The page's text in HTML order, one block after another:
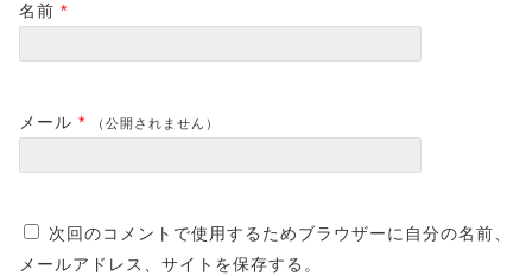
名前 *
メール * （公開されません）
次回のコメントで使用するためブラウザーに自分の名前、
メールアドレス、サイトを保存する。